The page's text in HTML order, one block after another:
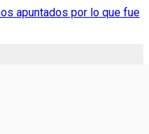
apuntados por lo que fue